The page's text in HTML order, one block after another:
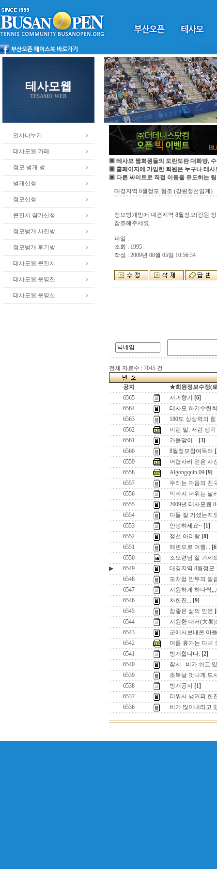
테사모웹
TESAMO WEB
ㆍ인사나누기
ㆍ테사모웹 카페
ㆍ정모 벙개 방
ㆍ벙개신청
ㆍ정모신청
ㆍ큰잔치 참가신청
ㆍ정모벙개 사진방
ㆍ정모벙개 후기방
ㆍ테사모웹 큰잔치
ㆍ테사모웹 운영진
ㆍ테사모웹 운영실
▣ 테사모 웹회원들의 도란도란 대화방,
▣ 홈페이지에 가입한 회원은 누구나 테사
▣ 다른 싸이트로 직접 이동을 유도하는
대경지역 8월정모 협조 (강원정선임계)
정모벙개방에 대경지역 8월정모(강원
참조해주세요
파일 :
조회 : 1995
작성 : 2009년 08월 05일 10:56:34
전체 자료수 : 7045 건
공지
★회원정보수정(
6565
사과향기
[6]
6564
테사모 하기수련
6563
180도 상상력의
6562
이런 말, 저런 생각
6561
가을맞이... [3]
6560
8월정모참여독려
6559
어렵사리 얻은 사
6558
Algongquin 09 [9]
6557
우리는 마음의 친
6556
막바지 더위는 날
6555
2009년 테사모웹
6554
다들 잘 가셨는지
6553
안녕하세요~ [1]
6552
정선 아리랑 [8]
6551
해변으로 여행...
6550
조오련님 잘 가세
▶
6549
대경지역 8월정모
6548
모처럼 안부의 말
6547
시원하게 하나씩
6546
차한잔,,, [9]
6545
참좋은 삶의 인연
6544
시원한 대서(大暑
6543
군에서보내온 아
6542
여름 휴가는 다녀
6541
벙개합니다. [2]
6540
잠시 ..비가 쉬고
6539
초복날 맛나게 드
6538
벙개공지
[1]
6537
더워서 냉커피 한
6536
비가 많이내리고